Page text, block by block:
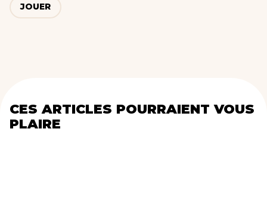
JOUER
CES ARTICLES POURRAIENT VOUS
PLAIRE